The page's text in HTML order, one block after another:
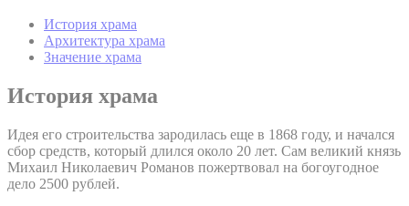
История храма
Архитектура храма
Значение храма
История храма
Идея его строительства зародилась еще в 1868 году, и начался
сбор средств, который длился около 20 лет. Сам великий князь
Михаил Николаевич Романов пожертвовал на богоугодное
дело 2500 рублей.